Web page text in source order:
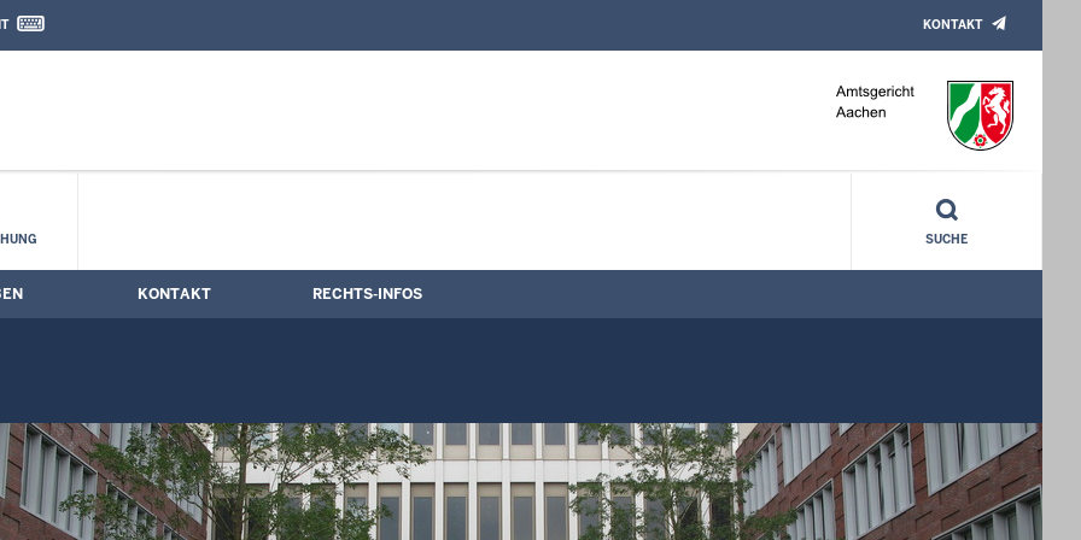
Kontaktformular
KONTAKT
SUCHE
KONTAKT RECHTS-INFOS